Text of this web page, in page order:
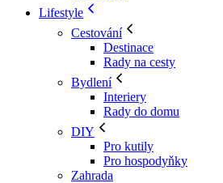
Lifestyle
Cestování
Destinace
Rady na cesty
Bydlení
Interiery
Rady do domu
DIY
Pro kutily
Pro hospodyňky
Zahrada